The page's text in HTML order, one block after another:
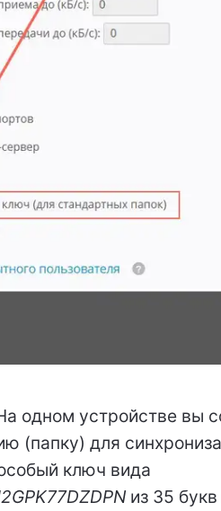
одном устройстве вы
(папку) для
ключ вида
из 35